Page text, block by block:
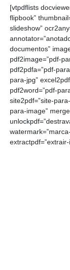
[vtpdflists
flipbook”
slideshow”
documentos”
pdf2image=”pdf-
pdf2pdfa=”pdf-
para-jpg”
pdf2word=”pdf-
site2pdf=”site-
para-image”